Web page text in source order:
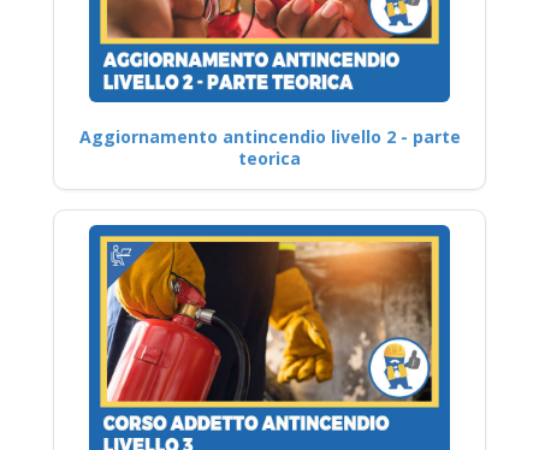
Aggiornamento antincendio livello 2 - parte
teorica